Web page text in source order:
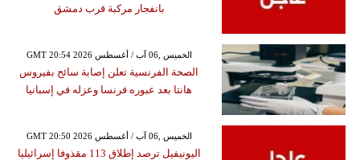
بانفجار مركبة قرب دمشق
GMT 20:54 2026 الخميس ,06 آب / أغسطس
الصحة الفرنسية تعلن إصابة سائح بفيروس
هانتا بعد عبوره فرنسا وعزله في إسبانيا
GMT 20:50 2026 الخميس ,06 آب / أغسطس
اليونيفيل ترصد إطلاق 113 مقذوفا إسرائيليا